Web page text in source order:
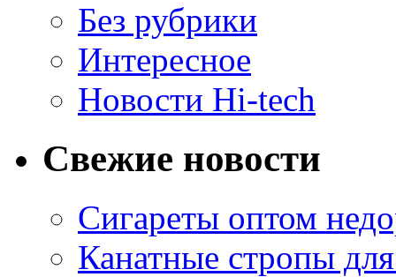
Без рубрики
Интересное
Новости Hi-tech
Свежие новости
Сигареты оптом
Канатные стропы